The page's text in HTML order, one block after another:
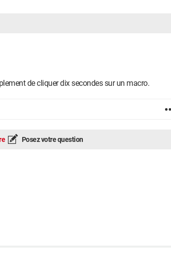
de cliquer dix secondes sur un macro.
Posez votre question